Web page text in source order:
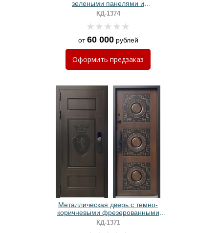
зелеными панелями и
биометрическим замком
КД-1374
от60 000рублей
Оформить предзаказ
Металлическая дверь с темно-
коричневыми фрезерованными
плитами МДФ и электронным
замком
КД-1371